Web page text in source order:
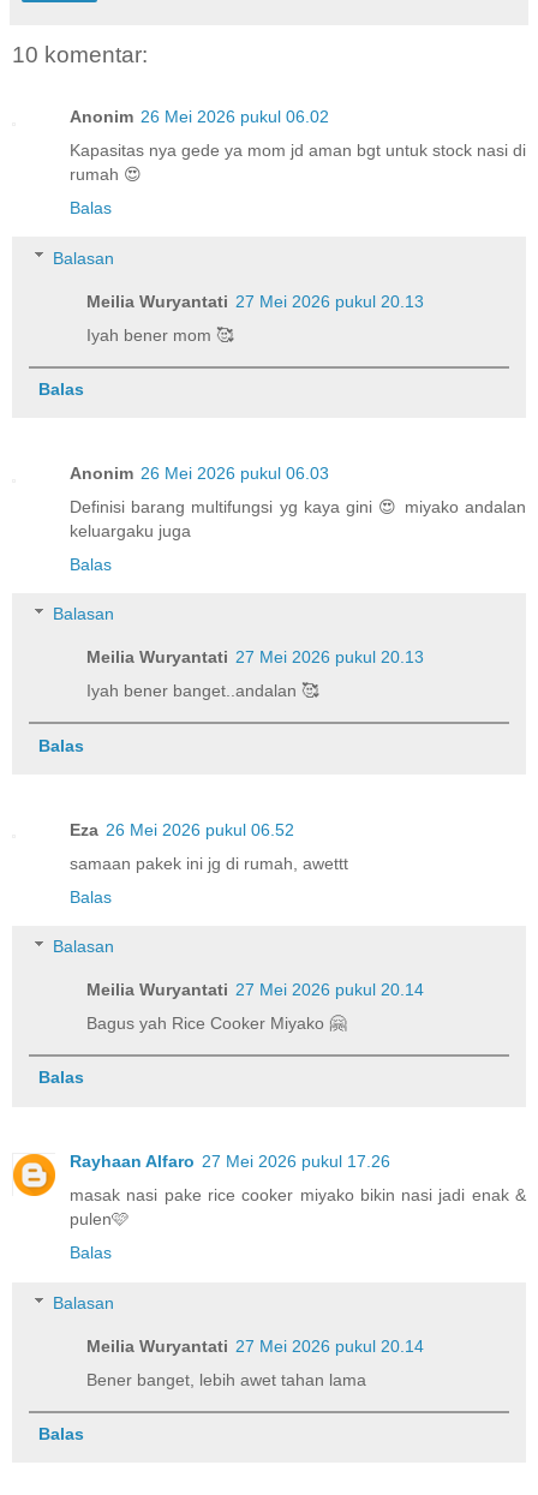
10 komentar:
Anonim 26 Mei 2026 pukul 06.02
Kapasitas nya gede ya mom jd aman bgt untuk stock nasi di
rumah 😍
Balas
Balasan
Meilia Wuryantati 27 Mei 2026 pukul 20.13
Iyah bener mom 🥰
Balas
Anonim 26 Mei 2026 pukul 06.03
Definisi barang multifungsi yg kaya gini 😍 miyako andalan
keluargaku juga
Balas
Balasan
Meilia Wuryantati 27 Mei 2026 pukul 20.13
Iyah bener banget..andalan 🥰
Balas
Eza 26 Mei 2026 pukul 06.52
samaan pakek ini jg di rumah, awettt
Balas
Balasan
Meilia Wuryantati 27 Mei 2026 pukul 20.14
Bagus yah Rice Cooker Miyako 🤗
Balas
Rayhaan Alfaro 27 Mei 2026 pukul 17.26
masak nasi pake rice cooker miyako bikin nasi jadi enak &
pulen🩷
Balas
Balasan
Meilia Wuryantati 27 Mei 2026 pukul 20.14
Bener banget, lebih awet tahan lama
Balas